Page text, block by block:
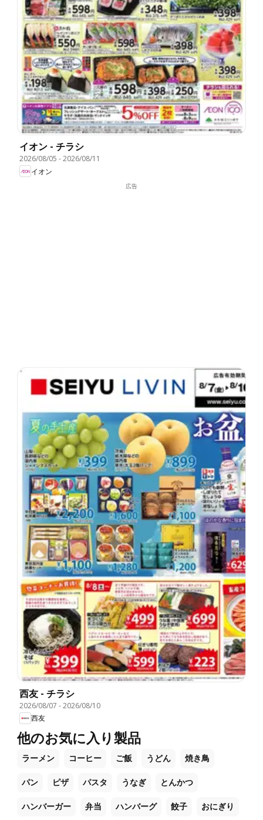
イオン - チラシ
2026/08/05 -2026/08/11
イオン
広告
西友 - チラシ
2026/08/07 -2026/08/10
西友
他のお気に入り製品
ラーメン コーヒー ご飯 うどん 焼き鳥
パン ピザ パスタ うなぎ とんかつ
ハンバーガー 弁当 ハンバーグ 餃子 おにぎり